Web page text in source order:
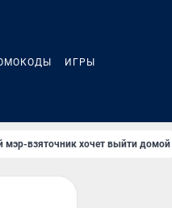
ИГРЫ
мэр-взяточник хочет выйти домой